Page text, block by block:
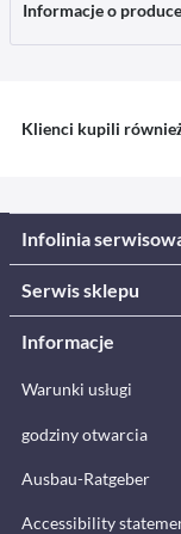
Informacje o
Klienci kupili
Infolinia
Serwis sklepu
Informacje
Warunki usługi
godziny otwarcia
Ausbau-Ratgeber
Accessibility